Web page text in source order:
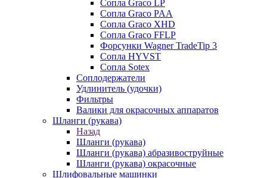
Сопла Graco LP
Сопла Graco PAA
Сопла Graco XHD
Сопла Graco FFLP
Форсунки Wagner TradeTip 3
Сопла HYVST
Сопла Sotex
Соплодержатели
Удлинитель (удочки)
Фильтры
Валики для окрасочных аппаратов
Шланги (рукава)
Назад
Шланги (рукава)
Шланги (рукава) абразивоструйные
Шланги (рукава) окрасочные
Шлифовальные машинки